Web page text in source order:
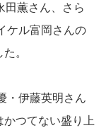
田薫さん、さら
ケル富岡さんの
。
・伊藤英明さん
つてない盛り上